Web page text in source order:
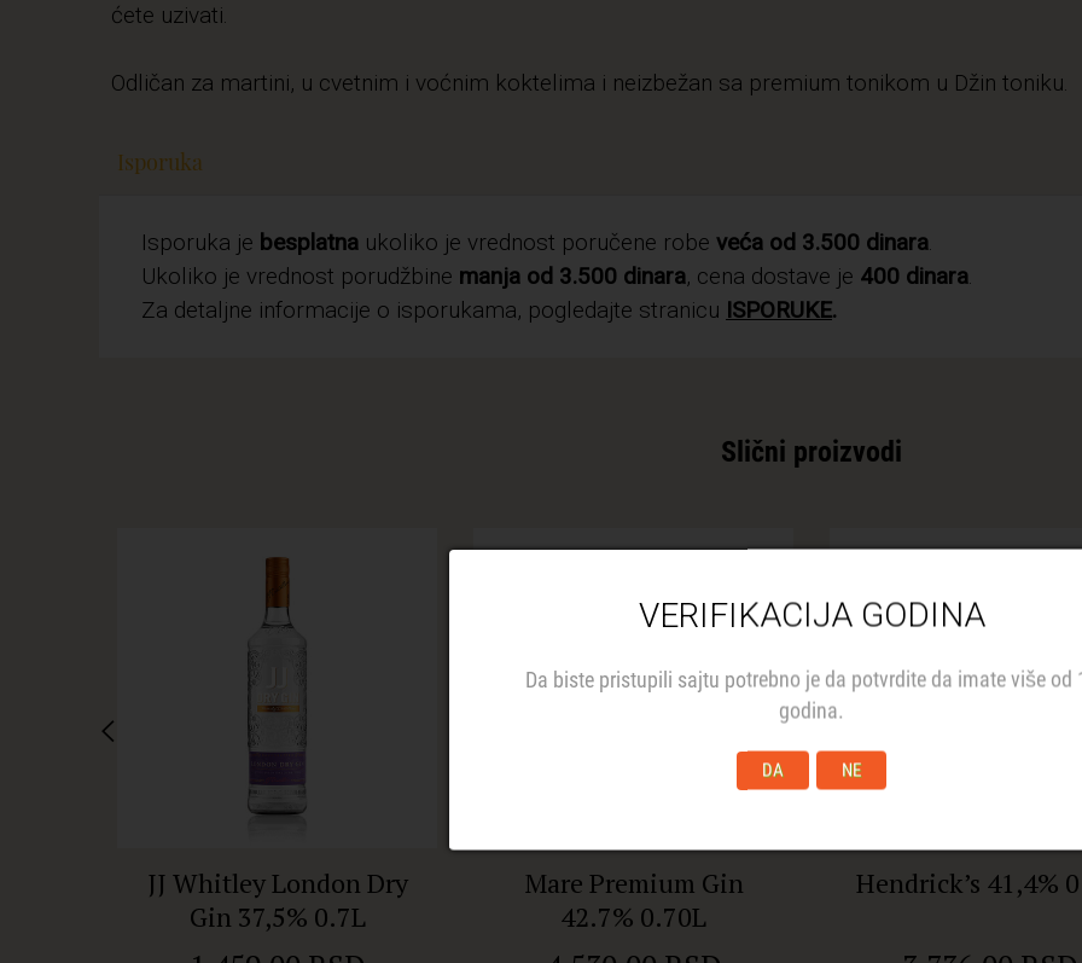
VERIFIKACIJA GODINA
Da biste pristupili sajtu potrebno je da potvrdite da imate više od
godina.
DA NE
ćete uzivati.
Odličan za martini, u cvetnim i voćnim koktelima i neizbežan sa premium tonikom u Džin toniku.
Isporuka
Isporuka je besplatna ukoliko je vrednost poručene robe veća od 3.500 dinara.
Ukoliko je vrednost porudžbine manja od 3.500 dinara, cena dostave je 400 dinara.
Za detaljne informacije o isporukama, pogledajte stranicu ISPORUKE.
Slični proizvodi
JJ Whitley London Dry
Gin 37,5% 0.7L
Mare Premium Gin
42.7% 0.70L
Hendrick’s 41,4%